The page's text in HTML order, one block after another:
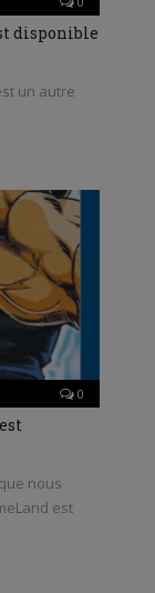
disponible
un autre
0
nous
est